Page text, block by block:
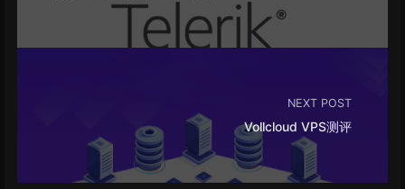
NEXT POST
Vollcloud VPS测评